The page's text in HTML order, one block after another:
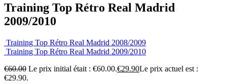
Training Top Rétro Real Madrid
2009/2010
Training Top Rétro Real Madrid 2008/2009
Training Top Rétro Real Madrid 2009/2010
€60.00 Le prix initial était : €60.00.€29.90Le prix actuel est :
€29.90.